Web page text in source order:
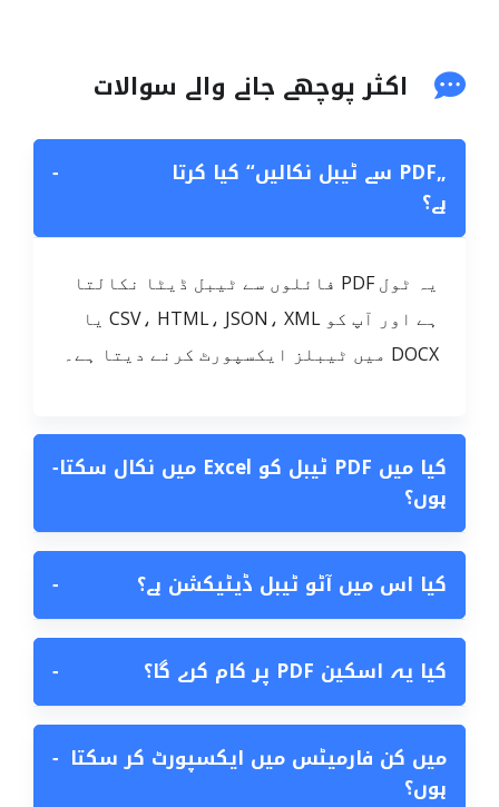
اکثر پوچھے جانے والے سوالات
„PDF سے ٹیبل نکالیں“ کیا کرتا
ہے؟
−
یہ ٹول PDF فائلوں سے ٹیبل ڈیٹا نکالتا
ہے اور آپ کو CSV، HTML، JSON، XML یا
DOCX میں ٹیبلز ایکسپورٹ کرنے دیتا ہے۔
کیا میں PDF ٹیبل کو Excel میں نکال سکتا
ہوں؟
−
کیا اس میں آٹو ٹیبل ڈیٹیکشن ہے؟ −
کیا یہ اسکین PDF پر کام کرے گا؟ −
میں کن فارمیٹس میں ایکسپورٹ کر سکتا
ہوں؟
−